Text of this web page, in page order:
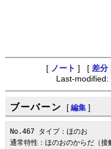
[ ノート ] [ 差分
Last-
ブーバーン [ 編集 ]
No.467 タイプ：ほのお
通常特性：ほのおのからだ（接